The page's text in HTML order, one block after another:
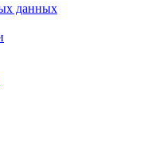
данных